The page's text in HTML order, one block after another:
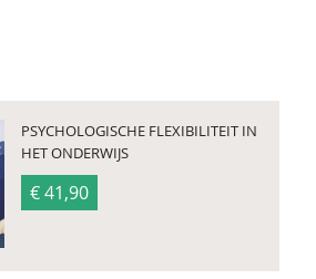
PSYCHOLOGISCHE FLEXIBILITEIT IN
HET ONDERWIJS
€ 41,90